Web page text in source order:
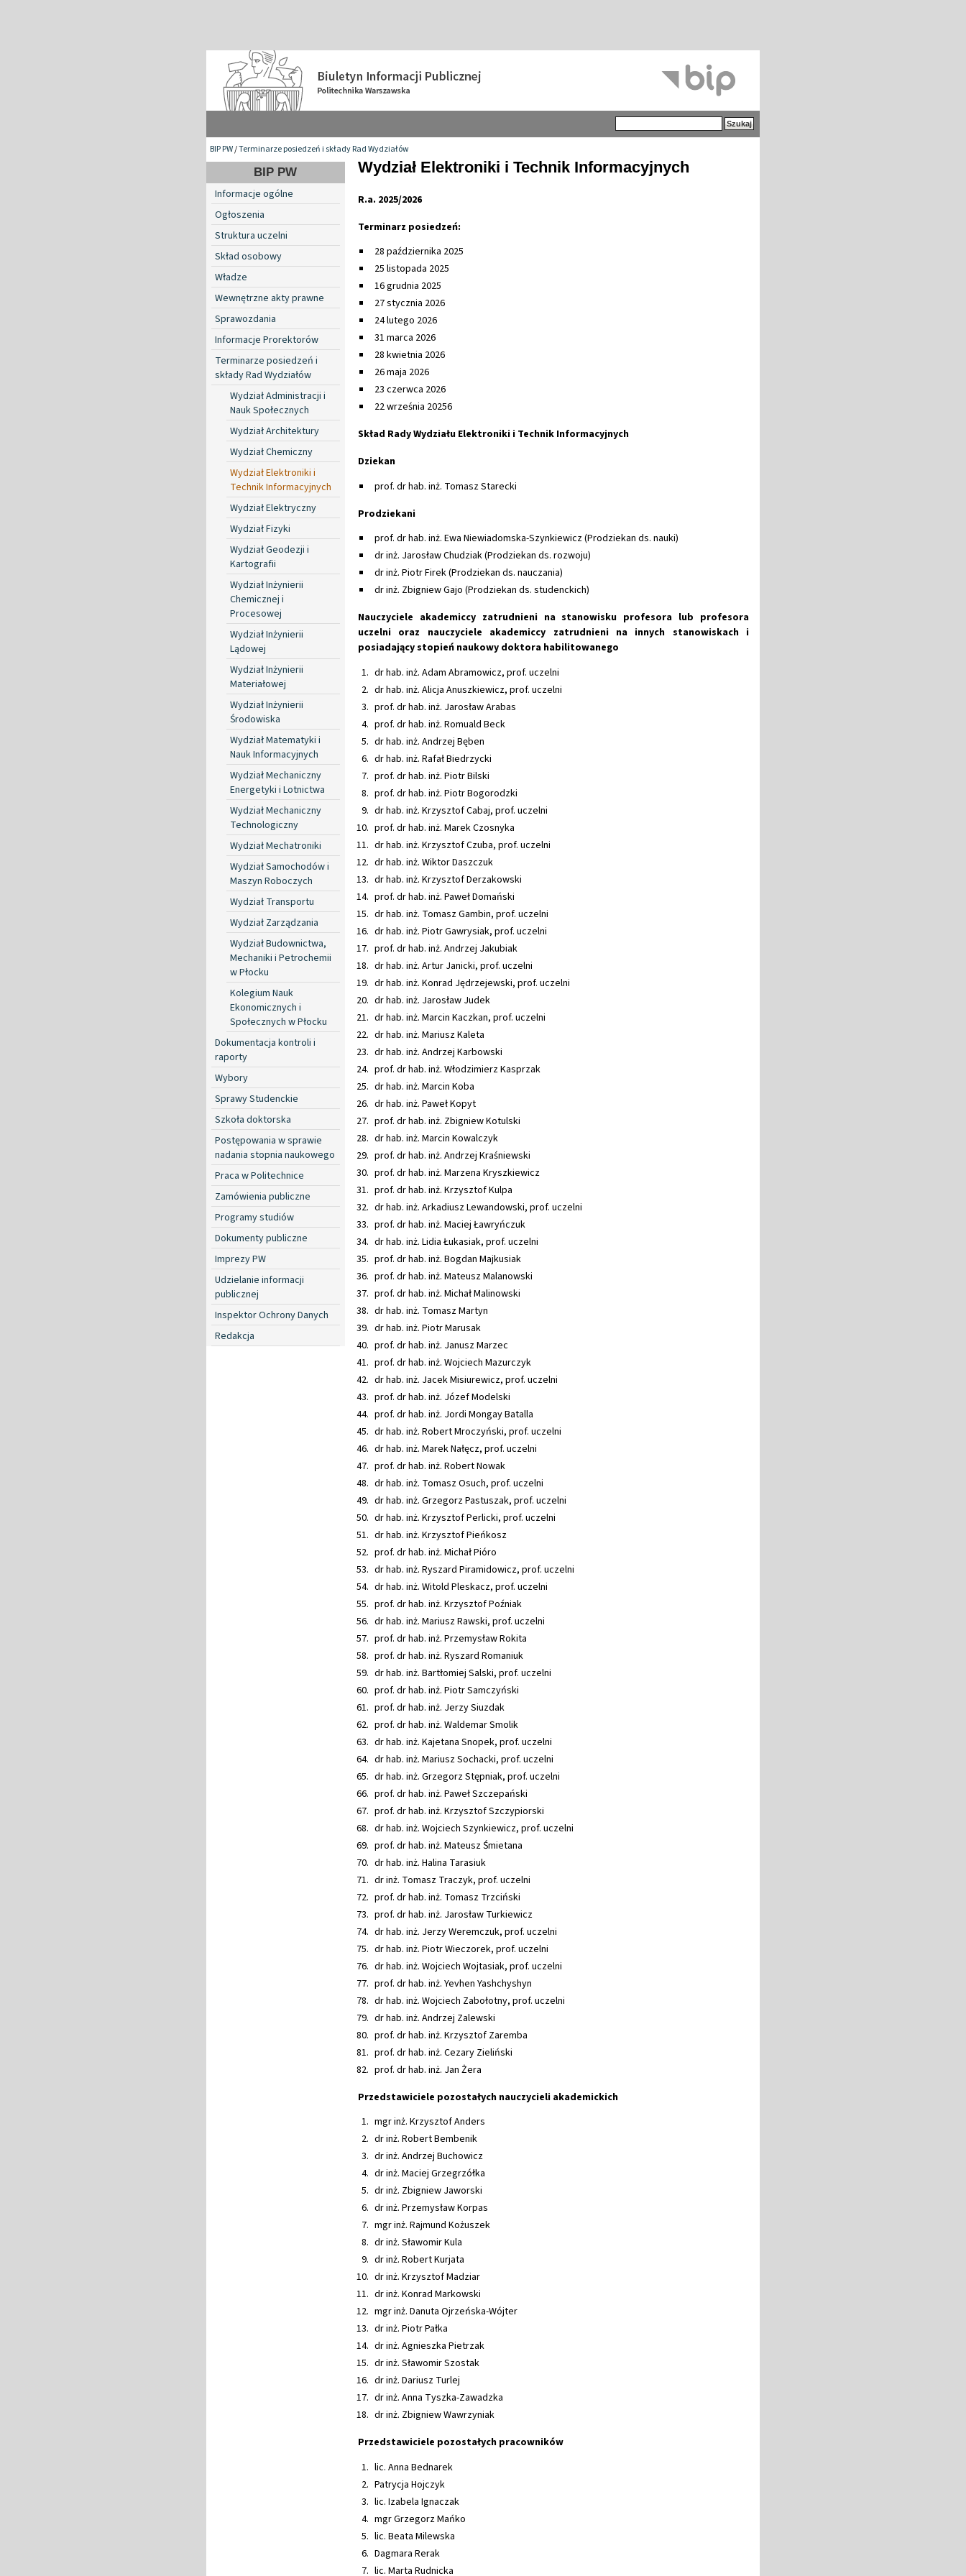
BIP PW/Terminarze posiedzeń i składy Rad Wydziałów
BIP PW
Informacje ogólne
Ogłoszenia
Struktura uczelni
Skład osobowy
Władze
Wewnętrzne akty prawne
Sprawozdania
Informacje Prorektorów
Terminarze posiedzeń i
składy Rad Wydziałów
Wydział Administracji i
Nauk Społecznych
Wydział Architektury
Wydział Chemiczny
Wydział Elektroniki i
Technik Informacyjnych
Wydział Elektryczny
Wydział Fizyki
Wydział Geodezji i
Kartografii
Wydział Inżynierii
Chemicznej i
Procesowej
Wydział Inżynierii
Lądowej
Wydział Inżynierii
Materiałowej
Wydział Inżynierii
Środowiska
Wydział Matematyki i
Nauk Informacyjnych
Wydział Mechaniczny
Energetyki i Lotnictwa
Wydział Mechaniczny
Technologiczny
Wydział Mechatroniki
Wydział Samochodów i
Maszyn Roboczych
Wydział Transportu
Wydział Zarządzania
Wydział Budownictwa,
Mechaniki i Petrochemii
w Płocku
Kolegium Nauk
Ekonomicznych i
Społecznych w Płocku
Dokumentacja kontroli i
raporty
Wybory
Sprawy Studenckie
Szkoła doktorska
Postępowania w sprawie
nadania stopnia naukowego
Praca w Politechnice
Zamówienia publiczne
Programy studiów
Dokumenty publiczne
Imprezy PW
Udzielanie informacji
publicznej
Inspektor Ochrony Danych
Redakcja
Wydział Elektroniki i Technik Informacyjnych
R.a. 2025/2026
Terminarz posiedzeń:
28 października 2025
25 listopada 2025
16 grudnia 2025
27 stycznia 2026
24 lutego 2026
31 marca 2026
28 kwietnia 2026
26 maja 2026
23 czerwca 2026
22 września 20256
Skład Rady Wydziału Elektroniki i Technik Informacyjnych
Dziekan
prof. dr hab. inż. Tomasz Starecki
Prodziekani
prof. dr hab. inż. Ewa Niewiadomska-Szynkiewicz (Prodziekan ds. nauki)
dr inż. Jarosław Chudziak (Prodziekan ds. rozwoju)
dr inż. Piotr Firek (Prodziekan ds. nauczania)
dr inż. Zbigniew Gajo (Prodziekan ds. studenckich)
Nauczyciele akademiccy zatrudnieni na stanowisku profesora lub profesora
uczelni oraz nauczyciele akademiccy zatrudnieni na innych stanowiskach i
posiadający stopień naukowy doktora habilitowanego
dr hab. inż. Adam Abramowicz, prof. uczelni
dr hab. inż. Alicja Anuszkiewicz, prof. uczelni
prof. dr hab. inż. Jarosław Arabas
prof. dr hab. inż. Romuald Beck
dr hab. inż. Andrzej Bęben
dr hab. inż. Rafał Biedrzycki
prof. dr hab. inż. Piotr Bilski
prof. dr hab. inż. Piotr Bogorodzki
dr hab. inż. Krzysztof Cabaj, prof. uczelni
prof. dr hab. inż. Marek Czosnyka
dr hab. inż. Krzysztof Czuba, prof. uczelni
dr hab. inż. Wiktor Daszczuk
dr hab. inż. Krzysztof Derzakowski
prof. dr hab. inż. Paweł Domański
dr hab. inż. Tomasz Gambin, prof. uczelni
dr hab. inż. Piotr Gawrysiak, prof. uczelni
prof. dr hab. inż. Andrzej Jakubiak
dr hab. inż. Artur Janicki, prof. uczelni
dr hab. inż. Konrad Jędrzejewski, prof. uczelni
dr hab. inż. Jarosław Judek
dr hab. inż. Marcin Kaczkan, prof. uczelni
dr hab. inż. Mariusz Kaleta
dr hab. inż. Andrzej Karbowski
prof. dr hab. inż. Włodzimierz Kasprzak
dr hab. inż. Marcin Koba
dr hab. inż. Paweł Kopyt
prof. dr hab. inż. Zbigniew Kotulski
dr hab. inż. Marcin Kowalczyk
prof. dr hab. inż. Andrzej Kraśniewski
prof. dr hab. inż. Marzena Kryszkiewicz
prof. dr hab. inż. Krzysztof Kulpa
dr hab. inż. Arkadiusz Lewandowski, prof. uczelni
prof. dr hab. inż. Maciej Ławryńczuk
dr hab. inż. Lidia Łukasiak, prof. uczelni
prof. dr hab. inż. Bogdan Majkusiak
prof. dr hab. inż. Mateusz Malanowski
prof. dr hab. inż. Michał Malinowski
dr hab. inż. Tomasz Martyn
dr hab. inż. Piotr Marusak
prof. dr hab. inż. Janusz Marzec
prof. dr hab. inż. Wojciech Mazurczyk
dr hab. inż. Jacek Misiurewicz, prof. uczelni
prof. dr hab. inż. Józef Modelski
prof. dr hab. inż. Jordi Mongay Batalla
dr hab. inż. Robert Mroczyński, prof. uczelni
dr hab. inż. Marek Nałęcz, prof. uczelni
prof. dr hab. inż. Robert Nowak
dr hab. inż. Tomasz Osuch, prof. uczelni
dr hab. inż. Grzegorz Pastuszak, prof. uczelni
dr hab. inż. Krzysztof Perlicki, prof. uczelni
dr hab. inż. Krzysztof Pieńkosz
prof. dr hab. inż. Michał Pióro
dr hab. inż. Ryszard Piramidowicz, prof. uczelni
dr hab. inż. Witold Pleskacz, prof. uczelni
prof. dr hab. inż. Krzysztof Poźniak
dr hab. inż. Mariusz Rawski, prof. uczelni
prof. dr hab. inż. Przemysław Rokita
prof. dr hab. inż. Ryszard Romaniuk
dr hab. inż. Bartłomiej Salski, prof. uczelni
prof. dr hab. inż. Piotr Samczyński
prof. dr hab. inż. Jerzy Siuzdak
prof. dr hab. inż. Waldemar Smolik
dr hab. inż. Kajetana Snopek, prof. uczelni
dr hab. inż. Mariusz Sochacki, prof. uczelni
dr hab. inż. Grzegorz Stępniak, prof. uczelni
prof. dr hab. inż. Paweł Szczepański
prof. dr hab. inż. Krzysztof Szczypiorski
dr hab. inż. Wojciech Szynkiewicz, prof. uczelni
prof. dr hab. inż. Mateusz Śmietana
dr hab. inż. Halina Tarasiuk
dr inż. Tomasz Traczyk, prof. uczelni
prof. dr hab. inż. Tomasz Trzciński
prof. dr hab. inż. Jarosław Turkiewicz
dr hab. inż. Jerzy Weremczuk, prof. uczelni
dr hab. inż. Piotr Wieczorek, prof. uczelni
dr hab. inż. Wojciech Wojtasiak, prof. uczelni
prof. dr hab. inż. Yevhen Yashchyshyn
dr hab. inż. Wojciech Zabołotny, prof. uczelni
dr hab. inż. Andrzej Zalewski
prof. dr hab. inż. Krzysztof Zaremba
prof. dr hab. inż. Cezary Zieliński
prof. dr hab. inż. Jan Żera
Przedstawiciele pozostałych nauczycieli akademickich
mgr inż. Krzysztof Anders
dr inż. Robert Bembenik
dr inż. Andrzej Buchowicz
dr inż. Maciej Grzegrzółka
dr inż. Zbigniew Jaworski
dr inż. Przemysław Korpas
mgr inż. Rajmund Kożuszek
dr inż. Sławomir Kula
dr inż. Robert Kurjata
dr inż. Krzysztof Madziar
dr inż. Konrad Markowski
mgr inż. Danuta Ojrzeńska-Wójter
dr inż. Piotr Pałka
dr inż. Agnieszka Pietrzak
dr inż. Sławomir Szostak
dr inż. Dariusz Turlej
dr inż. Anna Tyszka-Zawadzka
dr inż. Zbigniew Wawrzyniak
Przedstawiciele pozostałych pracowników
lic. Anna Bednarek
Patrycja Hojczyk
lic. Izabela Ignaczak
mgr Grzegorz Mańko
lic. Beata Milewska
Dagmara Rerak
lic. Marta Rudnicka